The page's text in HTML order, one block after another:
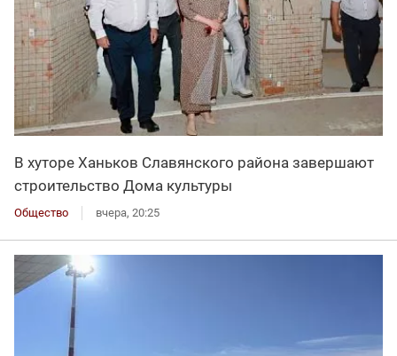
В хуторе Ханьков Славянского района завершают
строительство Дома культуры
Общество вчера, 20:25